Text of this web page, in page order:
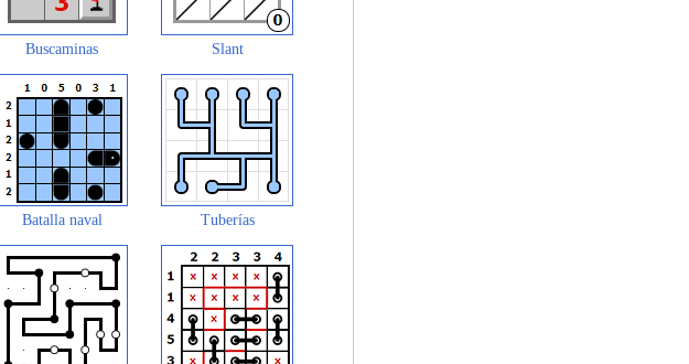
Buscaminas Slant
Batalla naval Tuberías